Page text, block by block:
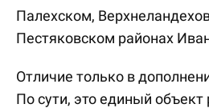
Палехском,
Пестяковском районах
Отличие только в
По сути, это единый